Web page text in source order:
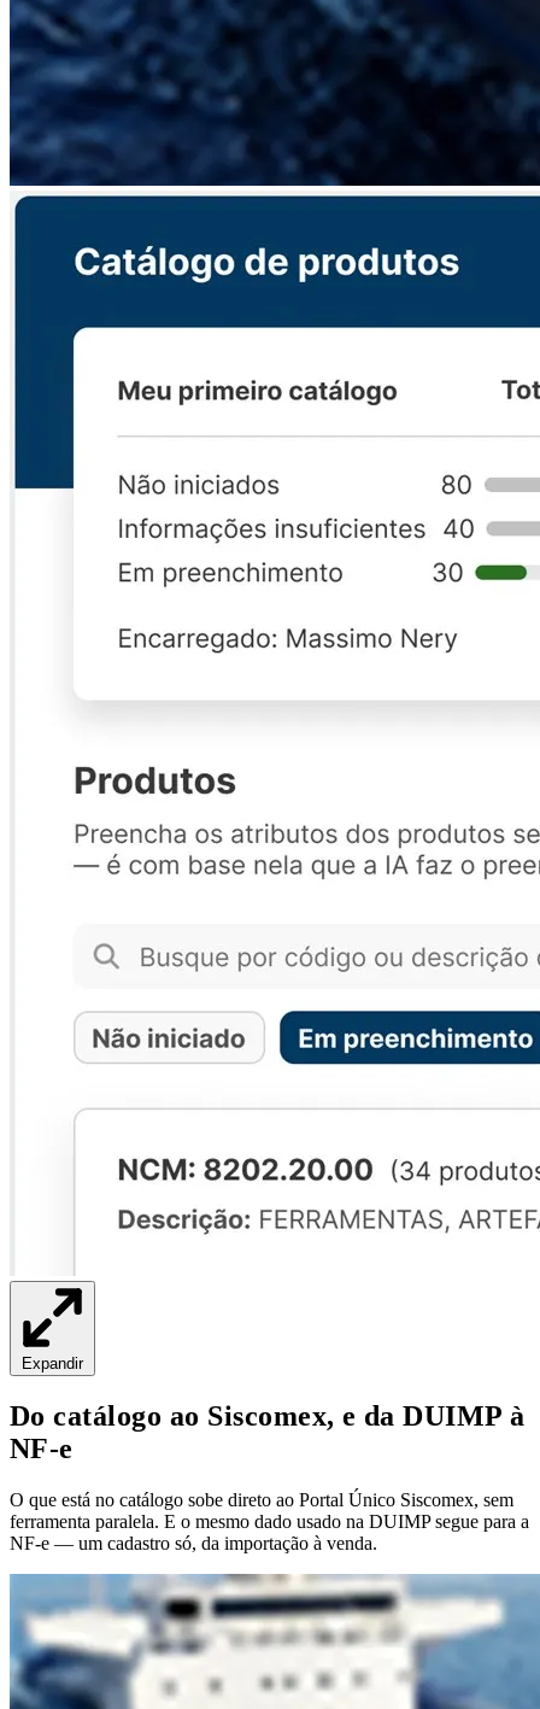
Expandir
Do catálogo ao Siscomex, e da DUIMP à
NF-e
O que está no catálogo sobe direto ao Portal Único Siscomex, sem
ferramenta paralela. E o mesmo dado usado na DUIMP segue para a
NF-e — um cadastro só, da importação à venda.